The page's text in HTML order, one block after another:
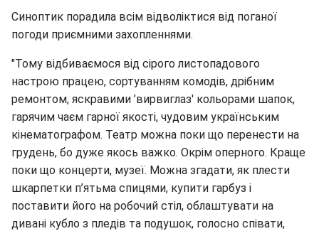
Синоптик порадила всім відволіктися від поганої
погоди приємними захопленнями.
"Тому відбиваємося від сірого листопадового
настрою працею, сортуванням комодів, дрібним
ремонтом, яскравими ’вирвиглаз' кольорами шапок,
гарячим чаєм гарної якості, чудовим українським
кінематографом. Театр можна поки що перенести на
грудень, бо дуже якось важко. Окрім оперного. Краще
поки що концерти, музеї. Можна згадати, як плести
шкарпетки п’ятьма спицями, купити гарбуз і
поставити його на робочий стіл, облаштувати на
дивані кубло з пледів та подушок, голосно співати,